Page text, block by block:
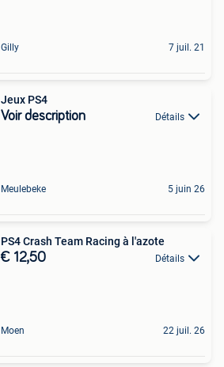
Gilly 7 juil. 21
Jeux PS4
Voir description Détails
Meulebeke 5 juin 26
PS4 Crash Team Racing à l'azote
€ 12,50 Détails
Moen 22 juil. 26